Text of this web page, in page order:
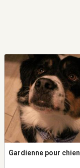
Gardienne pour chien